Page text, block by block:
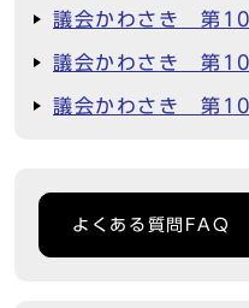
議会かわさき 第
議会かわさき 第
議会かわさき 第
よくある質問FAQ